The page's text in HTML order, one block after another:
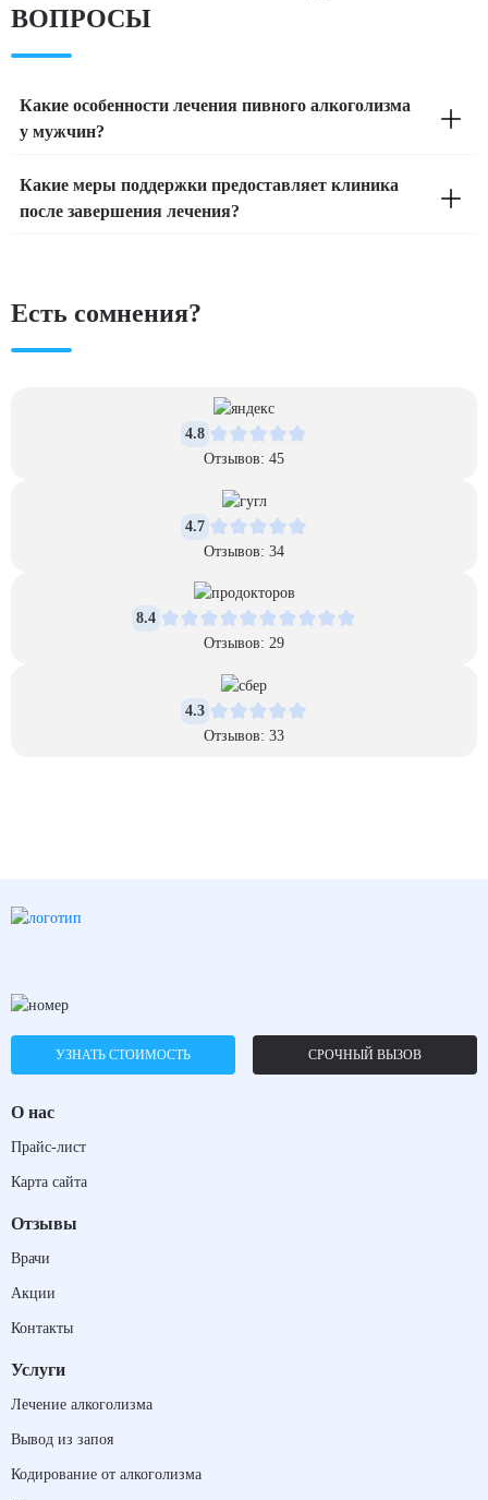
ВОПРОСЫ
Какие особенности лечения пивного алкоголизма
у мужчин?
детоксикацию, медикаментозную терапию и
психотерапевтическую поддержку. Важным аспектом является
социальные факторы, влияющие на формирование зависимости.
Какие меры поддержки предоставляет клиника
после завершения лечения?
адаптации к жизни без алкоголя. Также предлагаются регулярные
консультации с врачами и участие в группах поддержки, что
Есть сомнения?
4.8
Отзывов: 45
4.7
Отзывов: 34
8.4
Отзывов: 29
4.3
Отзывов: 33
УЗНАТЬ СТОИМОСТЬ СРОЧНЫЙ ВЫЗОВ
О нас
Прайс-лист
Карта сайта
Отзывы
Врачи
Акции
Контакты
Услуги
Лечение алкоголизма
Вывод из запоя
Кодирование от алкоголизма